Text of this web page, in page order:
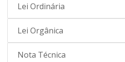
Lei Ordinária
Lei Orgânica
Nota Técnica